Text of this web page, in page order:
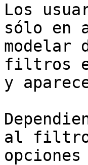
Los
sólo en
filtros
y
al filtro,